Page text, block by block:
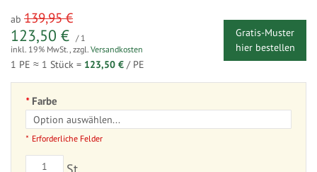
ab 139,95 €
123,50 € / 1
inkl. 19% MwSt., zzgl. Versandkosten
1 PE ≈ 1 Stück = 123,50 € / PE
Gratis-Muster
hier bestellen
Farbe
Erforderliche Felder